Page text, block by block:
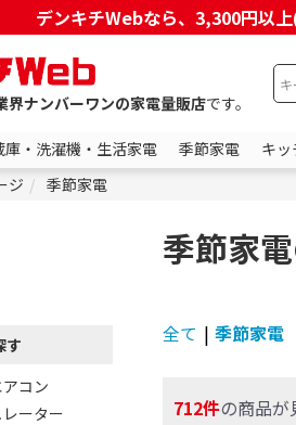
デンキチWebなら、3,300円以
界ナンバーワンの家電量販店です。
庫・洗濯機・生活家電 季節家電 キ
ジ 季節家電
季節家
全て | 季節家電
712件の商品
す
コン
ーター